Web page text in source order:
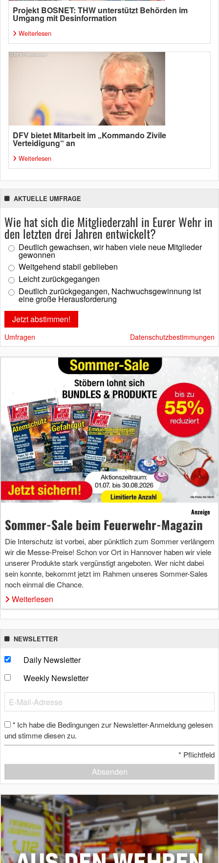
Projekt BOSNET: THW unterstützt Behörden im
Umgang mit Desinformation
Weiterlesen
DFV bietet Mitarbeit im „Kommando Zivile
Verteidigung“ an
Weiterlesen
AKTUELLE UMFRAGE
Wie hat sich die Mitgliederzahl in Eurer Wehr in
den letzten drei Jahren entwickelt?
Deutlich gewachsen, wir haben viele neue Mitglieder
gewonnen
Weitgehend stabil geblieben
Leicht zurückgegangen
Deutlich zurückgegangen, Nachwuchsgewinnung ist
eine große Herausforderung
Umfragen Datenschutzbestimmungen
Anzeige
Sommer-Sale beim Feuerwehr-Magazin
Die Interschutz ist vorbei, aber pünktlich zum Sommer verlängern
wir die Messe-Preise! Schon vor Ort in Hannover haben wir viele
unserer Produkte stark vergünstigt angeboten. Wer nicht dabei
sein konnte, bekommt jetzt im Rahmen unseres Sommer-Sales
noch einmal die Chance.
Weiterlesen
NEWSLETTER
Daily Newsletter
Weekly Newsletter
* Ich habe die Bedingungen zur Newsletter-Anmeldung gelesen
und stimme diesen zu.
* Pflichtfeld
Absenden